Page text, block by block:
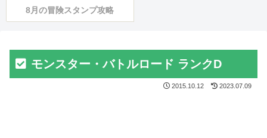
8月の冒険スタンプ攻略
モンスター・バトルロード ランクD
2015.10.12 2023.07.09